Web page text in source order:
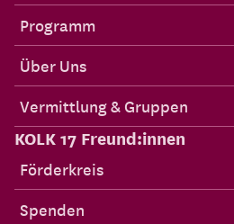
Programm
Über Uns
Vermittlung & Gruppen
KOLK 17 Freund:innen
Förderkreis
Spenden